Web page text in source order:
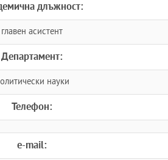
длъжност:
главен асистент
Департамент:
науки
Телефон:
e-mail: